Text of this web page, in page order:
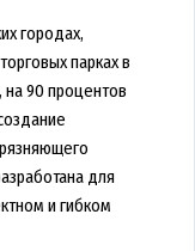
городах,
парках в
на 90 процентов
для
и гибком